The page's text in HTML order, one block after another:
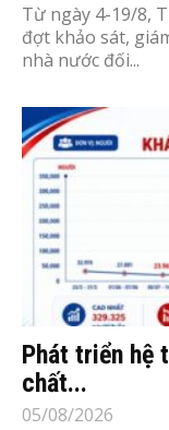
Từ ngày 4-19/8,
đợt khảo sát,
nhà nước đối...
Phát triển hệ
chất...
05/08/2026